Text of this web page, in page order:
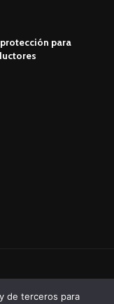
para
de terceros para